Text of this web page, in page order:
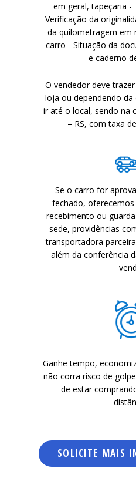
em geral, tapeçaria -
Verificação da
da quilometragem em
carro - Situação da
e caderno
O vendedor deve
loja ou dependendo
ir até o local, sendo na
– RS, com taxa
Se o carro for
fechado,
recebimento ou
sede, providências
transportadora
além da conferência
Ganhe tempo,
não corra risco de
de estar
SOLICITE MAIS